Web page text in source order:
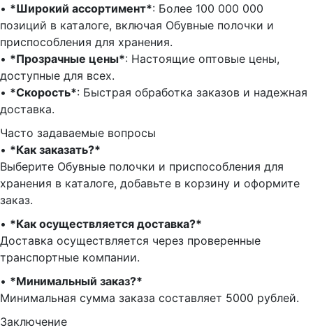
•⁠ ⁠ *Широкий ассортимент*: Более 100 000 000
позиций в каталоге, включая Обувные полочки и
приспособления для хранения.
•⁠ ⁠ *Прозрачные цены*: Настоящие оптовые цены,
доступные для всех.
•⁠ ⁠ *Скорость*: Быстрая обработка заказов и надежная
доставка.
Часто задаваемые вопросы
•⁠ ⁠*Как заказать?*
Выберите Обувные полочки и приспособления для
хранения в каталоге, добавьте в корзину и оформите
заказ.
•⁠ ⁠ *Как осуществляется доставка?*
Доставка осуществляется через проверенные
транспортные компании.
•⁠ ⁠ *Минимальный заказ?*
Минимальная сумма заказа составляет 5000 рублей.
Заключение